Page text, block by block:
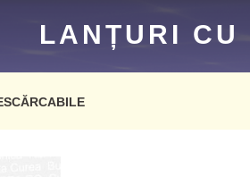
LANȚURI CU